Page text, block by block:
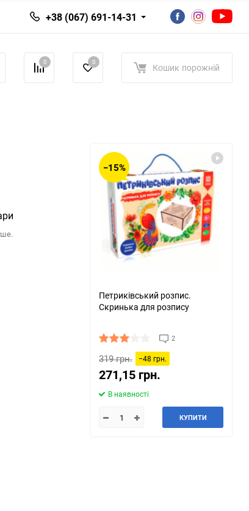
+38 (067) 691-14-31
0 0 Кошик порожній
−15%
Петриківський розпис.
Скринька для розпису
2
319 грн. −48 грн.
271,15 грн.
В наявності
КУПИТИ